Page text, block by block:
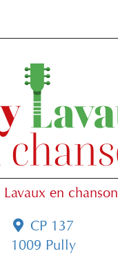
en chanson
CP 137
1009 Pully